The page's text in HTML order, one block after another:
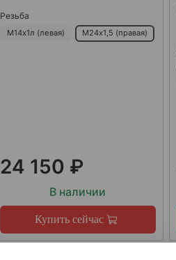
Резьба
М14х1л (левая) М24х1,5 (правая)
24 150 ₽
В наличии
Купить сейчас